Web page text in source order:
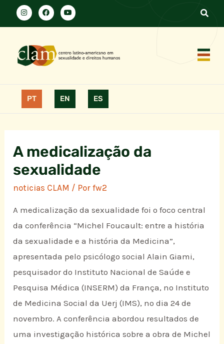
PT EN ES
A medicalização da
sexualidade
noticias CLAM / Porfw2
A medicalização da sexualidade foi o foco central
da conferência “Michel Foucault: entre a história
da sexualidade e a história da Medicina”,
apresentada pelo psicólogo social Alain Giami,
pesquisador do Instituto Nacional de Saúde e
Pesquisa Médica (INSERM) da França, no Instituto
de Medicina Social da Uerj (IMS), no dia 24 de
novembro. A conferência abordou resultados de
uma investigação histórica sobre a obra de Michel